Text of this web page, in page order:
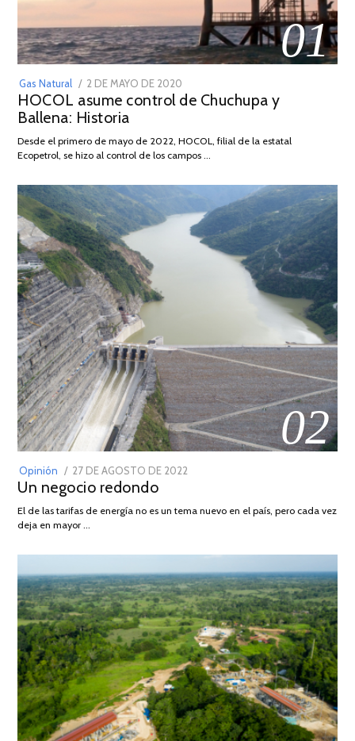
01
Gas Natural
POSTED
ON
2 DE MAYO DE 2020
DE
2026
HOCOL asume control de Chuchupa y
Ballena: Historia
Desde el primero de mayo de 2022, HOCOL, filial de la estatal
Ecopetrol, se hizo al control de los campos …
02
Opinión
POSTED
ON
27 DE AGOSTO DE 2022
DE
Un negocio redondo
El de las tarifas de energía no es un tema nuevo en el país, pero cada vez
deja en mayor …